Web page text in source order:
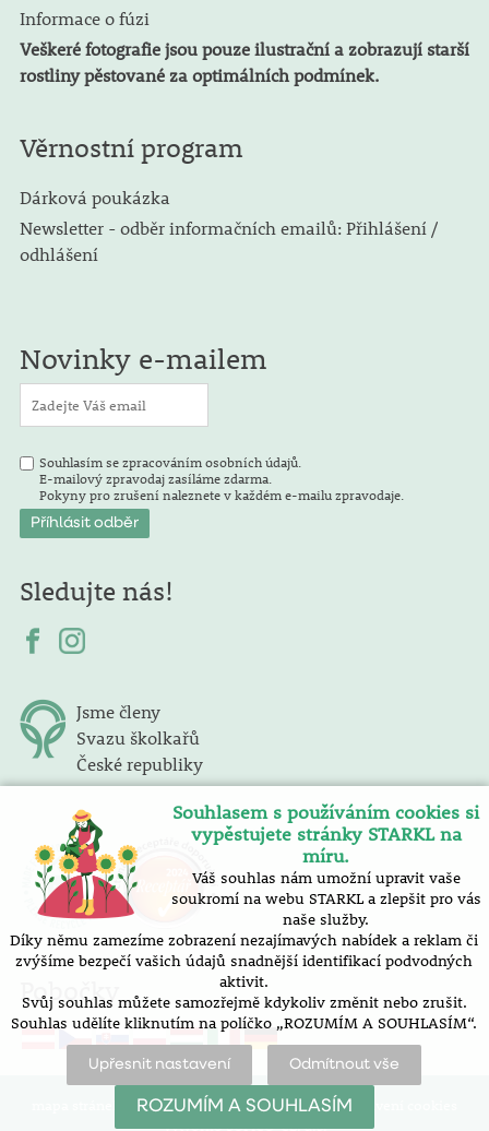
Informace o fúzi
Veškeré fotografie jsou pouze ilustrační a zobrazují starší
rostliny pěstované za optimálních podmínek.
Věrnostní program
Dárková poukázka
Newsletter - odběr informačních emailů: Přihlášení /
odhlášení
Novinky e-mailem
Souhlasím se zpracováním osobních údajů.
E-mailový zpravodaj zasíláme zdarma.
Pokyny pro zrušení naleznete v každém e-mailu zpravodaje.
Sledujte nás!
Jsme členy
Svazu školkařů
České republiky
Pobočky
prohlášení o přístupnosti |
nastavení cookies
Vytvořilo SOFICO-CZ, a.s.
Souhlasem s používáním cookies si
vypěstujete stránky STARKL na
míru.
Váš souhlas nám umožní upravit vaše
soukromí na webu STARKL a zlepšit pro vás
naše služby.
Díky němu zamezíme zobrazení nezajímavých nabídek a reklam či
zvýšíme bezpečí vašich údajů snadnější identifikací podvodných
aktivit.
Svůj souhlas můžete samozřejmě kdykoliv změnit nebo zrušit.
Souhlas udělíte kliknutím na políčko „ROZUMÍM A SOUHLASÍM“.
Upřesnit nastavení Odmítnout vše
ROZUMÍM A SOUHLASÍM